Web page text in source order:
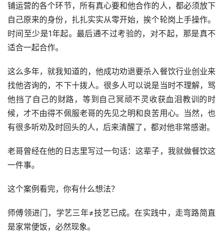
铺运营的各个环节，所有真心要和他合作的人，都必须放下
自己原来的身份，扎扎实实从零开始，挨个轮岗上手操作。
时间至少是1年起。最后通不过考验的，对不起，那是真不
适合一起合作。
这么多年，就我知道的，他成功劝退要杀入餐饮行业创业来
找他咨询的，不下十拨人。很多人可以说是当时不理解，骂
他挡了自己的财路，等到自己冥顽不灵收获血泪教训的时
候，才不由得不佩服老哥的先见之明和良苦用心。当然，也
有很多听劝及时回头的人，后来清醒了，都对他非常感谢。
老哥曾经在他的日志里写过一句话：这辈子，我就做餐饮这
一件事。
这个案例看完，你有什么想法？
师傅领进门，学艺三年≠技艺已成。在实践中，走弯路简直
是家常便饭，必然现象。